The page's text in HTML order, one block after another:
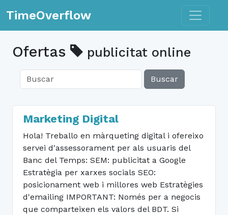
TimeOverflow Toggle
Ofertas publicitat online
Buscar
Marketing Digital
Hola! Treballo en màrqueting digital i ofereixo
servei d'assessorament per als usuaris del
Banc del Temps: SEM: publicitat a Google
Estratègia per xarxes socials SEO:
posicionament web i millores web Estratègies
d'emailing IMPORTANT: Només per a negocis
que comparteixen els valors del BDT. Si